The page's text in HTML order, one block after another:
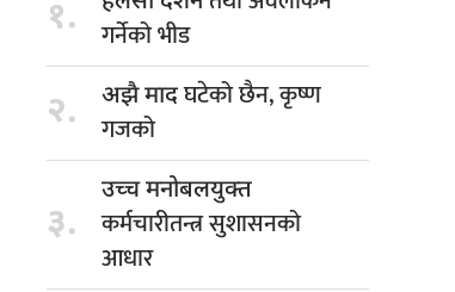
१.
गर्नेको भीड
२. अझै मादघटेको छैन, कृष्ण
गजको
३.
उच्च मनोबलयुक्त
कर्मचारीतन्त्र सुशासनको
आधार